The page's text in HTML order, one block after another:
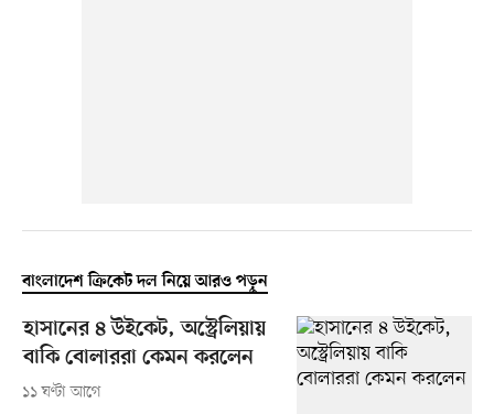
বাংলাদেশ ক্রিকেট দল নিয়ে আরও পড়ুন
হাসানের ৪ উইকেট, অস্ট্রেলিয়ায়
বাকি বোলাররা কেমন করলেন
১১ ঘণ্টা আগে